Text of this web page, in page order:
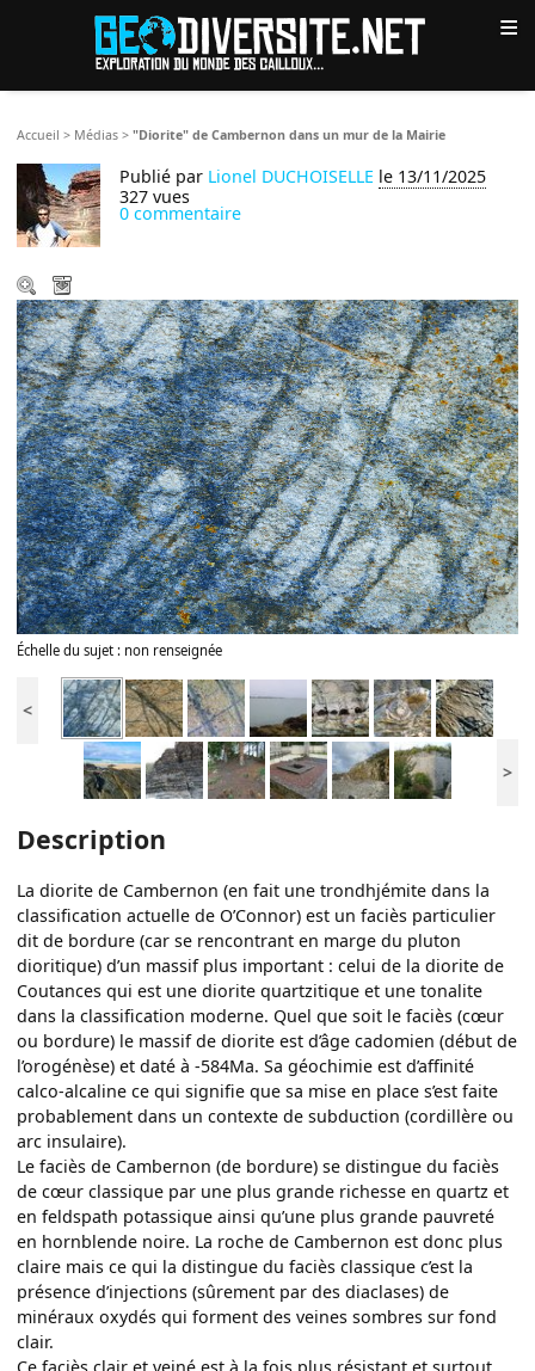
≡
Accueil > Médias >"Diorite" de Cambernon dans un mur de la Mairie
Publié par Lionel DUCHOISELLE le 13/11/2025
327 vues
0 commentaire
Échelle du sujet : non renseignée
<
>
Description
La diorite de Cambernon (en fait une trondhjémite dans la
classification actuelle de O’Connor) est un faciès particulier
dit de bordure (car se rencontrant en marge du pluton
dioritique) d’un massif plus important : celui de la diorite de
Coutances qui est une diorite quartzitique et une tonalite
dans la classification moderne. Quel que soit le faciès (cœur
ou bordure) le massif de diorite est d’âge cadomien (début de
l’orogénèse) et daté à -584Ma. Sa géochimie est d’affinité
calco-alcaline ce qui signifie que sa mise en place s’est faite
probablement dans un contexte de subduction (cordillère ou
arc insulaire).
Le faciès de Cambernon (de bordure) se distingue du faciès
de cœur classique par une plus grande richesse en quartz et
en feldspath potassique ainsi qu’une plus grande pauvreté
en hornblende noire. La roche de Cambernon est donc plus
claire mais ce qui la distingue du faciès classique c’est la
présence d’injections (sûrement par des diaclases) de
minéraux oxydés qui forment des veines sombres sur fond
clair.